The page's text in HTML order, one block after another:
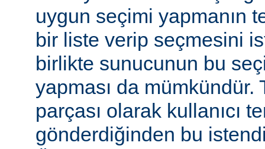
uygun seçimi yapmanın
bir liste verip seçmesini
birlikte sunucunun bu
yapması da mümkündür.
parçası olarak kullanıcı
gönderdiğinden bu